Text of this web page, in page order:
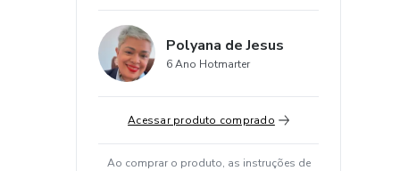
Polyana de Jesus
6 Ano Hotmarter
Acessar produto comprado
Ao comprar o produto, as instruções de